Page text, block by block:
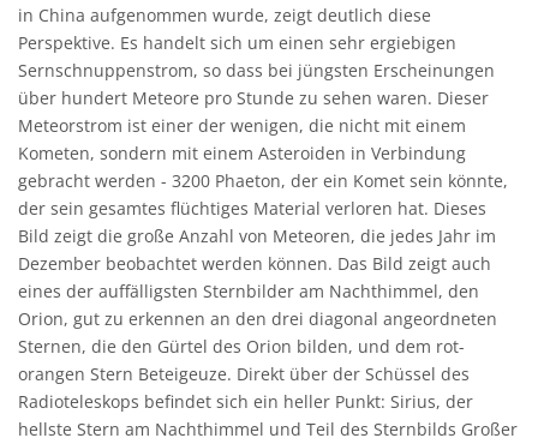
in China aufgenommen wurde, zeigt deutlich diese
Perspektive. Es handelt sich um einen sehr ergiebigen
Sernschnuppenstrom, so dass bei jüngsten Erscheinungen
über hundert Meteore pro Stunde zu sehen waren. Dieser
Meteorstrom ist einer der wenigen, die nicht mit einem
Kometen, sondern mit einem Asteroiden in Verbindung
gebracht werden - 3200 Phaeton, der ein Komet sein könnte,
der sein gesamtes flüchtiges Material verloren hat. Dieses
Bild zeigt die große Anzahl von Meteoren, die jedes Jahr im
Dezember beobachtet werden können. Das Bild zeigt auch
eines der auffälligsten Sternbilder am Nachthimmel, den
Orion, gut zu erkennen an den drei diagonal angeordneten
Sternen, die den Gürtel des Orion bilden, und dem rot-
orangen Stern Beteigeuze. Direkt über der Schüssel des
Radioteleskops befindet sich ein heller Punkt: Sirius, der
hellste Stern am Nachthimmel und Teil des Sternbilds Großer